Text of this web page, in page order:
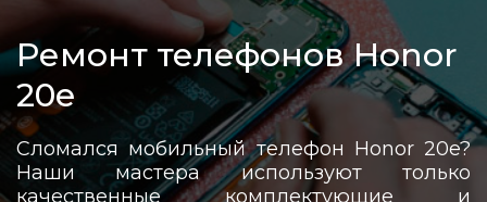
Ремонт телефонов Honor
20e
Сломался мобильный телефон Honor 20e?
Наши мастера используют только
качественные комплектующие и